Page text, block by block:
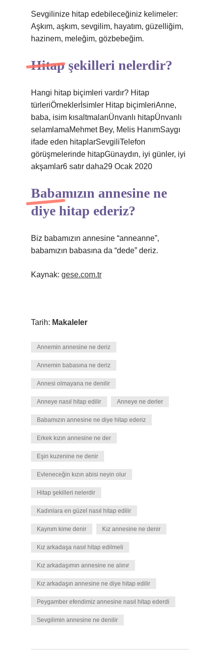
Sevgilinize hitap edebileceğiniz kelimeler:
Aşkım, aşkım, sevgilim, hayatım, güzelliğim,
hazinem, meleğim, gözbebeğim.
Hitap şekilleri nelerdir?
Hangi hitap biçimleri vardır? Hitap
türleriÖrneklerİsimler Hitap biçimleriAnne,
baba, isim kısaltmalarıÜnvanlı hitapÜnvanlı
selamlamaMehmet Bey, Melis HanımSaygı
ifade eden hitaplarSevgiliTelefon
görüşmelerinde hitapGünaydın, iyi günler, iyi
akşamlar6 satır daha29 Ocak 2020
Babamızın annesine ne
diye hitap ederiz?
Biz babamızın annesine “anneanne”,
babamızın babasına da “dede” deriz.
Kaynak: gese.com.tr
Tarih: Makaleler
Annemin annesine ne deriz
Annemin babasına ne deriz
Annesi olmayana ne denilir
Anneye nasıl hitap edilir Anneye ne derler
Babamızın annesine ne diye hitap ederiz
Erkek kızın annesine ne der
Eşin kuzenine ne denir
Evleneceğin kızın abisi neyin olur
Hitap şekilleri nelerdir
Kadınlara en güzel nasıl hitap edilir
Kaynım kime denir Kız annesine ne denir
Kız arkadaşa nasıl hitap edilmeli
Kız arkadaşımın annesine ne alınır
Kız arkadaşın annesine ne diye hitap edilir
Peygamber efendimiz annesine nasıl hitap ederdi
Sevgilimin annesine ne denilir